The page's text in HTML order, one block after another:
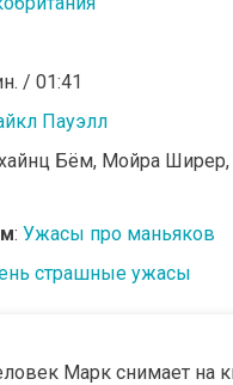
/ 01:41
Пауэлл
Бём, Мойра
: Ужасы про маньяков
страшные ужасы
Марк снимает на